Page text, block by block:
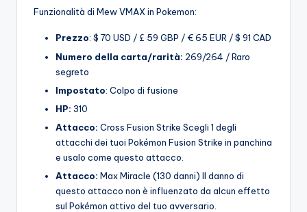
Funzionalità di Mew VMAX in Pokemon:
Prezzo: $ 70 USD / £ 59 GBP / € 65 EUR / $ 91 CAD
Numero della carta/rarità: 269/264 / Raro
segreto
Impostato: Colpo di fusione
HP: 310
Attacco: Cross Fusion Strike Scegli 1 degli
attacchi dei tuoi Pokémon Fusion Strike in panchina
e usalo come questo attacco.
Attacco: Max Miracle (130 danni) Il danno di
questo attacco non è influenzato da alcun effetto
sul Pokémon attivo del tuo avversario.